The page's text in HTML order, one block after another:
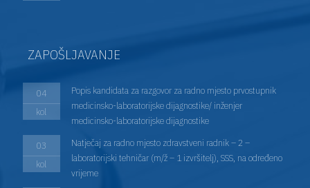
ZAPOŠLJAVANJE
04
kol
Popis kandidata za razgovor za radno mjesto prvostupnik
medicinsko-laboratorijske dijagnostike/ inženjer
medicinsko-laboratorijske dijagnostike
03
kol
Natječaj za radno mjesto zdravstveni radnik – 2 –
laboratorijski tehničar (m/ž – 1 izvršitelj), SSS, na određeno
vrijeme